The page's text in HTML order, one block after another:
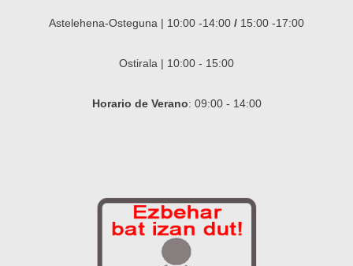
Astelehena-Osteguna | 10:00 -14:00 / 15:00 -17:00
Ostirala | 10:00 - 15:00
Horario de Verano: 09:00 - 14:00